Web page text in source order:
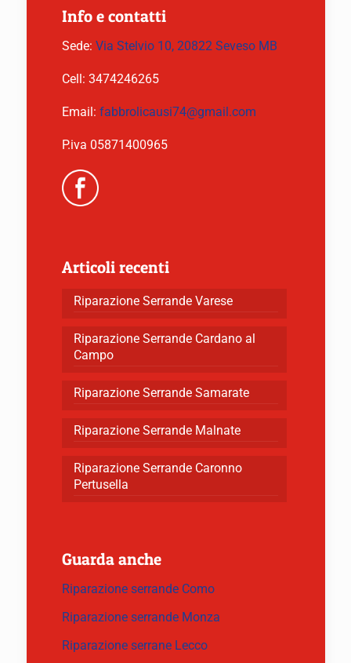
Info e contatti
Sede: Via Stelvio 10, 20822 Seveso MB
Cell: 3474246265
Email: fabbrolicausi74@gmail.com
P.iva 05871400965
Articoli recenti
Riparazione Serrande Varese
Riparazione Serrande Cardano al
Campo
Riparazione Serrande Samarate
Riparazione Serrande Malnate
Riparazione Serrande Caronno
Pertusella
Guarda anche
Riparazione serrande Como
Riparazione serrande Monza
Riparazione serrane Lecco